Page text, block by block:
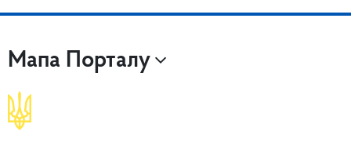
Мапа Порталу